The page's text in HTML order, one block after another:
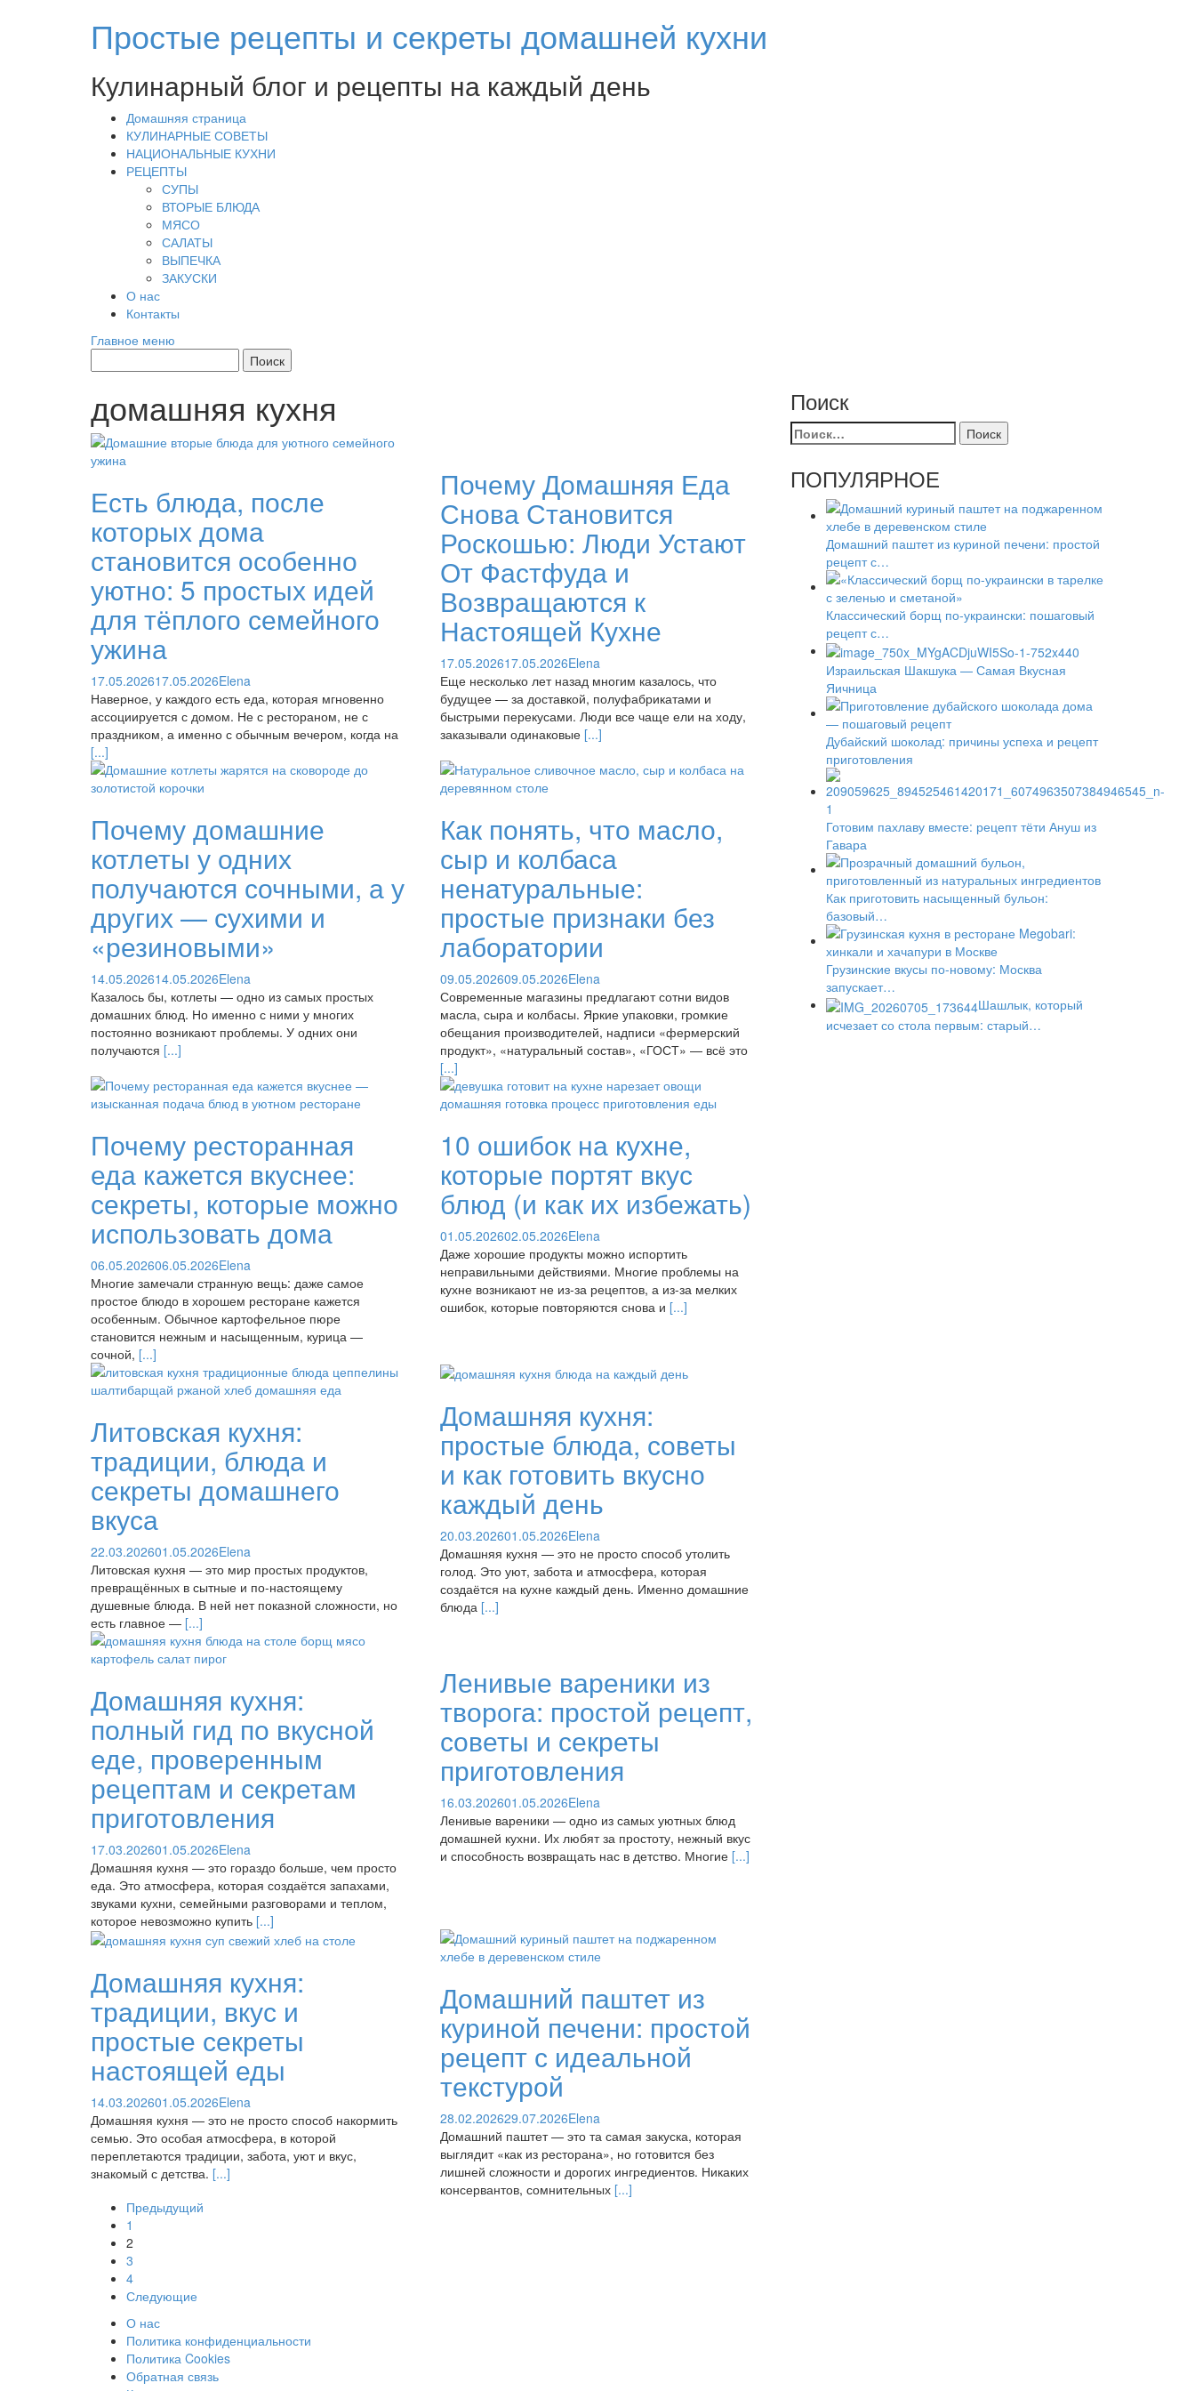
Простые рецепты и секреты домашней кухни
Кулинарный блог и рецепты на каждый день
Домашняя страница
КУЛИНАРНЫЕ СОВЕТЫ
НАЦИОНАЛЬНЫЕ КУХНИ
РЕЦЕПТЫ
СУПЫ
ВТОРЫЕ БЛЮДА
МЯСО
САЛАТЫ
ВЫПЕЧКА
ЗАКУСКИ
О нас
Контакты
Главное меню
домашняя кухня
Есть блюда, после
которых дома
становится особенно
уютно: 5 простых идей
для тёплого семейного
ужина
17.05.202617.05.2026Elena
Наверное, у каждого есть еда, которая мгновенно
ассоциируется с домом. Не с рестораном, не с
праздником, а именно с обычным вечером, когда на
[...]
Почему Домашняя Еда
Снова Становится
Роскошью: Люди Устают
От Фастфуда и
Возвращаются к
Настоящей Кухне
17.05.202617.05.2026Elena
Еще несколько лет назад многим казалось, что
будущее — за доставкой, полуфабрикатами и
быстрыми перекусами. Люди все чаще ели на ходу,
заказывали одинаковые [...]
Почему домашние
котлеты у одних
получаются сочными, а у
других — сухими и
«резиновыми»
14.05.202614.05.2026Elena
Казалось бы, котлеты — одно из самых простых
домашних блюд. Но именно с ними у многих
постоянно возникают проблемы. У одних они
получаются [...]
Как понять, что масло,
сыр и колбаса
ненатуральные:
простые признаки без
лаборатории
09.05.202609.05.2026Elena
Современные магазины предлагают сотни видов
масла, сыра и колбасы. Яркие упаковки, громкие
обещания производителей, надписи «фермерский
продукт», «натуральный состав», «ГОСТ» — всё это
[...]
Почему ресторанная
еда кажется вкуснее:
секреты, которые можно
использовать дома
06.05.202606.05.2026Elena
Многие замечали странную вещь: даже самое
простое блюдо в хорошем ресторане кажется
особенным. Обычное картофельное пюре
становится нежным и насыщенным, курица —
сочной, [...]
10 ошибок на кухне,
которые портят вкус
блюд (и как их избежать)
01.05.202602.05.2026Elena
Даже хорошие продукты можно испортить
неправильными действиями. Многие проблемы на
кухне возникают не из-за рецептов, а из-за мелких
ошибок, которые повторяются снова и [...]
Литовская кухня:
традиции, блюда и
секреты домашнего
вкуса
22.03.202601.05.2026Elena
Литовская кухня — это мир простых продуктов,
превращённых в сытные и по-настоящему
душевные блюда. В ней нет показной сложности, но
есть главное — [...]
Домашняя кухня:
простые блюда, советы
и как готовить вкусно
каждый день
20.03.202601.05.2026Elena
Домашняя кухня — это не просто способ утолить
голод. Это уют, забота и атмосфера, которая
создаётся на кухне каждый день. Именно домашние
блюда [...]
Домашняя кухня:
полный гид по вкусной
еде, проверенным
рецептам и секретам
приготовления
17.03.202601.05.2026Elena
Домашняя кухня — это гораздо больше, чем просто
еда. Это атмосфера, которая создаётся запахами,
звуками кухни, семейными разговорами и теплом,
которое невозможно купить [...]
Ленивые вареники из
творога: простой рецепт,
советы и секреты
приготовления
16.03.202601.05.2026Elena
Ленивые вареники — одно из самых уютных блюд
домашней кухни. Их любят за простоту, нежный вкус
и способность возвращать нас в детство. Многие [...]
Домашняя кухня:
традиции, вкус и
простые секреты
настоящей еды
14.03.202601.05.2026Elena
Домашняя кухня — это не просто способ накормить
семью. Это особая атмосфера, в которой
переплетаются традиции, забота, уют и вкус,
знакомый с детства. [...]
Домашний паштет из
куриной печени: простой
рецепт с идеальной
текстурой
28.02.202629.07.2026Elena
Домашний паштет — это та самая закуска, которая
выглядит «как из ресторана», но готовится без
лишней сложности и дорогих ингредиентов. Никаких
консервантов, сомнительных [...]
Навигация
по
сообщениям
Предыдущий
1
2
3
4
Следующие
Поиск
Найти:
ПОПУЛЯРНОЕ
Домашний паштет из куриной печени: простой
рецепт с…
Классический борщ по-украински: пошаговый
рецепт с…
Израильская Шакшука — Самая Вкусная
Яичница
Дубайский шоколад: причины успеха и рецепт
приготовления
Готовим пахлаву вместе: рецепт тёти Ануш из
Гавара
Как приготовить насыщенный бульон:
базовый…
Грузинские вкусы по-новому: Москва
запускает…
Шашлык, который
исчезает со стола первым: старый…
О нас
Политика конфиденциальности
Политика Cookies
Обратная связь